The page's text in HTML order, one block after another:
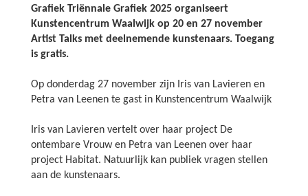
CURSUSSEN
KINDERFEESTJES LOCATIES DOCENTEN
Agenda
Grafiek Triënnale Grafiek 2025 organiseert
Kunstencentrum Waalwijk op 20 en 27 november
Artist Talks met deelnemende kunstenaars. Toegang
is gratis.
Op donderdag 27 november zijn Iris van Lavieren en
Petra van Leenen te gast in Kunstencentrum Waalwijk
Iris van Lavieren vertelt over haar project De
ontembare Vrouw en Petra van Leenen over haar
project Habitat. Natuurlijk kan publiek vragen stellen
aan de kunstenaars.